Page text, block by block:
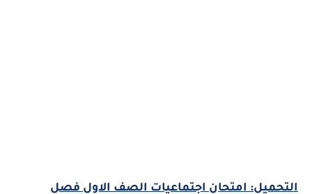
التحميل: امتحان اجتماعيات الصف الاول فصل